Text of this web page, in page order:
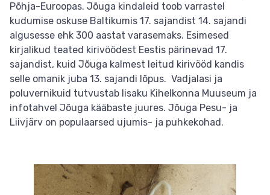
Põhja-Euroopas. Jõuga kindaleid toob varrastel
kudumise oskuse Baltikumis 17. sajandist 14. sajandi
algusesse ehk 300 aastat varasemaks. Esimesed
kirjalikud teated kirivöödest Eestis pärinevad 17.
sajandist, kuid Jõuga kalmest leitud kirivööd kandis
selle omanik juba 13. sajandi lõpus. Vadjalasi ja
poluvernikuid tutvustab Iisaku Kihelkonna Muuseum ja
infotahvel Jõuga kääbaste juures. Jõuga Pesu- ja
Liivjärv on populaarsed ujumis- ja puhkekohad.